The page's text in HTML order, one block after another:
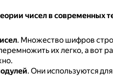
чисел в современных
. Множество шифров
их легко, а вот
. Они используются